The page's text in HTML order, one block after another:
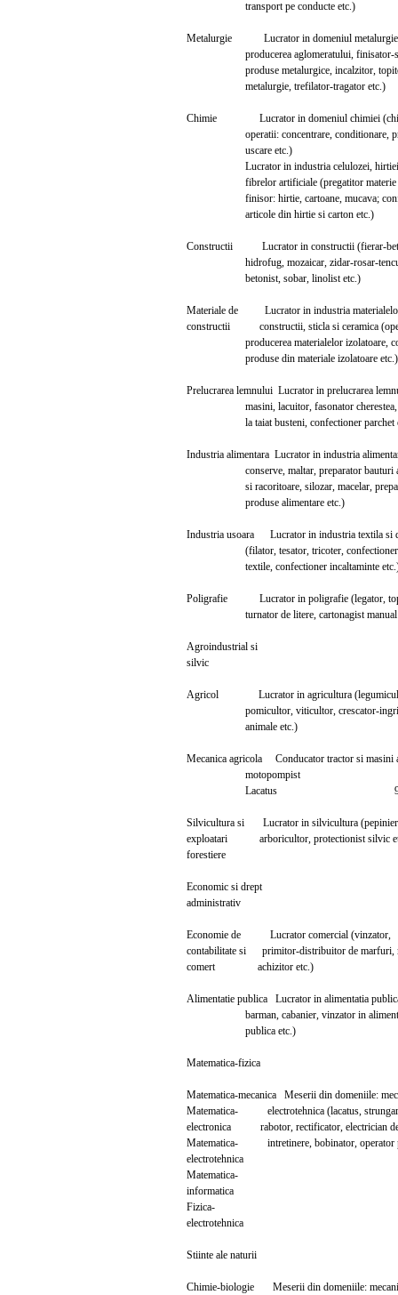
transport pe conducte etc.)
Metalurgie Lucrator in domeniul
producerea aglomeratului, finisator-
produse metalurgice, incalzitor,
metalurgie, trefilator-tragator etc.)
Chimie Lucrator in domeniul chimiei
operatii: concentrare, conditionare,
uscare etc.)
Lucrator in industria celulozei,
fibrelor artificiale (pregatitor materie
finisor: hirtie, cartoane, mucava;
articole din hirtie si carton etc.)
Constructii Lucrator in constructii (fierar-
hidrofug, mozaicar, zidar-rosar-
betonist, sobar, linolist etc.)
Materiale de Lucrator in industria
constructii constructii, sticla si ceramica
producerea materialelor izolatoare,
produse din materiale izolatoare etc.)
Prelucrarea lemnului Lucrator in prelucrarea
masini, lacuitor, fasonator cherestea,
la taiat busteni, confectioner parchet
Industria alimentara Lucrator in industria
conserve, maltar, preparator bauturi
si racoritoare, silozar, macelar,
produse alimentare etc.)
Industria usoara Lucrator in industria textila
(filator, tesator, tricoter, confectioner
textile, confectioner incaltaminte
Poligrafie Lucrator in poligrafie (legator,
turnator de litere, cartonagist manual
Agroindustrial si
silvic
Agricol Lucrator in agricultura
pomicultor, viticultor, crescator-
animale etc.)
Mecanica agricola Conducator tractor si
motopompist
Lacatus
Silvicultura si Lucrator in silvicultura
exploatari arboricultor, protectionist silvic
forestiere
Economic si drept
administrativ
Economie de Lucrator comercial
contabilitate si primitor-distribuitor de marfuri,
comert achizitor etc.)
Alimentatie publica Lucrator in alimentatia
barman, cabanier, vinzator in
publica etc.)
Matematica-fizica
Matematica-mecanica Meserii din
Matematica- electrotehnica (lacatus,
electronica rabotor, rectificator, electrician
Matematica- intretinere, bobinator, operator
electrotehnica
Matematica-
informatica
Fizica-
electrotehnica
Stiinte ale naturii
Chimie-biologie Meserii din domeniile: